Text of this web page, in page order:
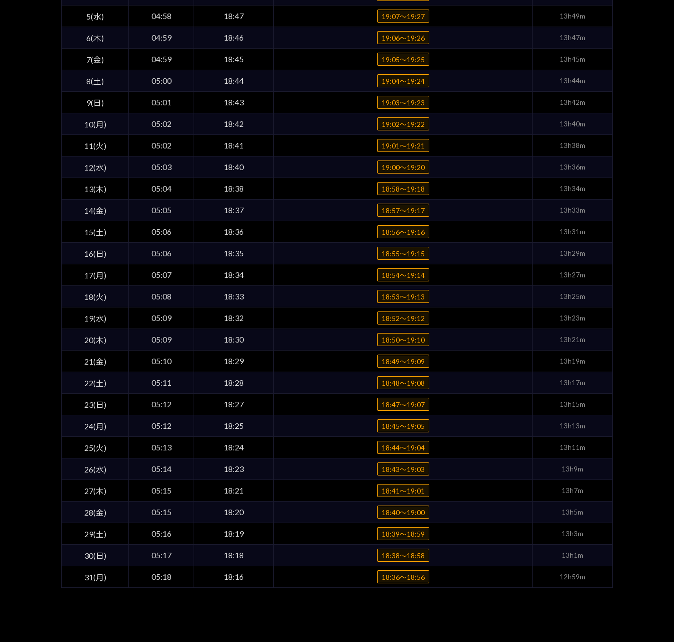
5(水) 04:58 18:47 19:07〜19:27 13h49m
6(木) 04:59 18:46 19:06〜19:26 13h47m
7(金) 04:59 18:45 19:05〜19:25 13h45m
8(土) 05:00 18:44 19:04〜19:24 13h44m
9(日) 05:01 18:43 19:03〜19:23 13h42m
10(月) 05:02 18:42 19:02〜19:22 13h40m
11(火) 05:02 18:41 19:01〜19:21 13h38m
12(水) 05:03 18:40 19:00〜19:20 13h36m
13(木) 05:04 18:38 18:58〜19:18 13h34m
14(金) 05:05 18:37 18:57〜19:17 13h33m
15(土) 05:06 18:36 18:56〜19:16 13h31m
16(日) 05:06 18:35 18:55〜19:15 13h29m
17(月) 05:07 18:34 18:54〜19:14 13h27m
18(火) 05:08 18:33 18:53〜19:13 13h25m
19(水) 05:09 18:32 18:52〜19:12 13h23m
20(木) 05:09 18:30 18:50〜19:10 13h21m
21(金) 05:10 18:29 18:49〜19:09 13h19m
22(土) 05:11 18:28 18:48〜19:08 13h17m
23(日) 05:12 18:27 18:47〜19:07 13h15m
24(月) 05:12 18:25 18:45〜19:05 13h13m
25(火) 05:13 18:24 18:44〜19:04 13h11m
26(水) 05:14 18:23 18:43〜19:03 13h9m
27(木) 05:15 18:21 18:41〜19:01 13h7m
28(金) 05:15 18:20 18:40〜19:00 13h5m
29(土) 05:16 18:19 18:39〜18:59 13h3m
30(日) 05:17 18:18 18:38〜18:58 13h1m
31(月) 05:18 18:16 18:36〜18:56 12h59m